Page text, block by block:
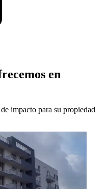
en
impacto para su propiedad